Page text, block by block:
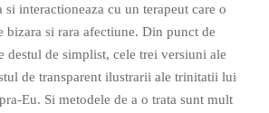
interactioneaza cu un terapeut care o
bizara si rara afectiune. Din punct de
de simplist, cele trei versiuni ale
de transparent ilustrarii ale trinitatii lui
Eu. Si metodele de a o trata sunt mult